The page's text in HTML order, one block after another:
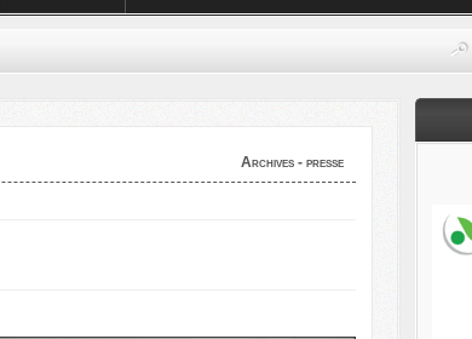
Archives - presse